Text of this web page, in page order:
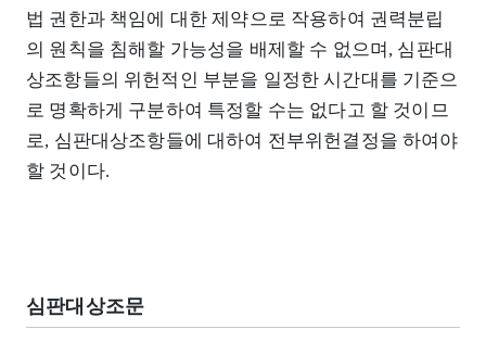
법 권한과 책임에 대한 제약으로 작용하여 권력분립
의 원칙을 침해할 가능성을 배제할 수 없으며, 심판대
상조항들의 위헌적인 부분을 일정한 시간대를 기준으
로 명확하게 구분하여 특정할 수는 없다고 할 것이므
로, 심판대상조항들에 대하여 전부위헌결정을 하여야
할 것이다.
심판대상조문